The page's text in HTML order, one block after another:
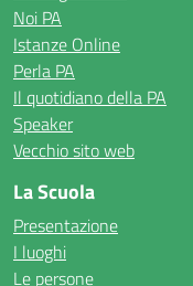
Noi PA
Istanze Online
Perla PA
Il quotidiano della PA
Speaker
Vecchio sito web
La Scuola
Presentazione
I luoghi
Le persone